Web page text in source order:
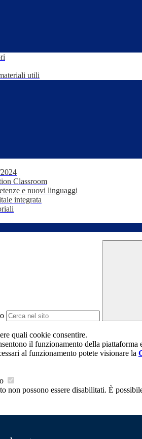
utili
Classroom
e nuovi linguaggi
integrata
quali cookie consentire.
il funzionamento della piattaforma
al funzionamento potete visionare la
non possono essere disabilitati. È